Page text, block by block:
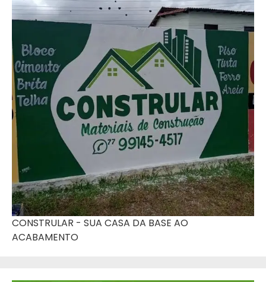
CONSTRULAR - SUA CASA DA BASE AO
ACABAMENTO